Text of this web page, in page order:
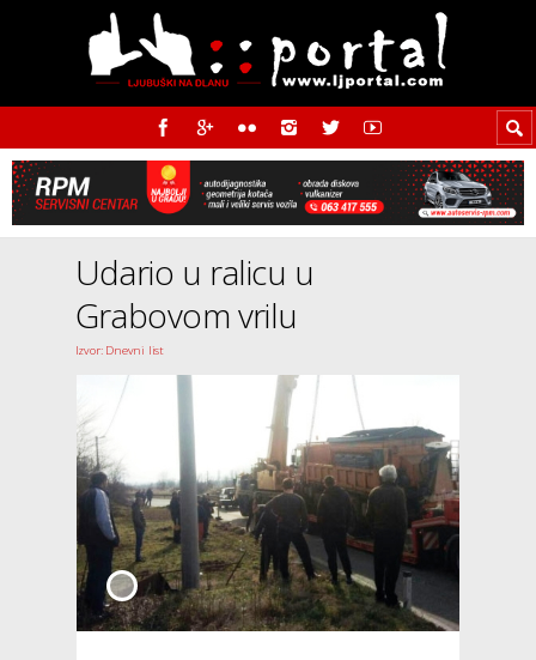
Udario u ralicu u
Grabovom vrilu
Izvor: Dnevni list